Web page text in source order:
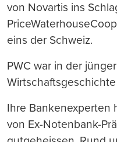
von Novartis ins
eins der Schweiz.
PWC war in der
Ihre Bankenexperten
von Ex-Notenbank-